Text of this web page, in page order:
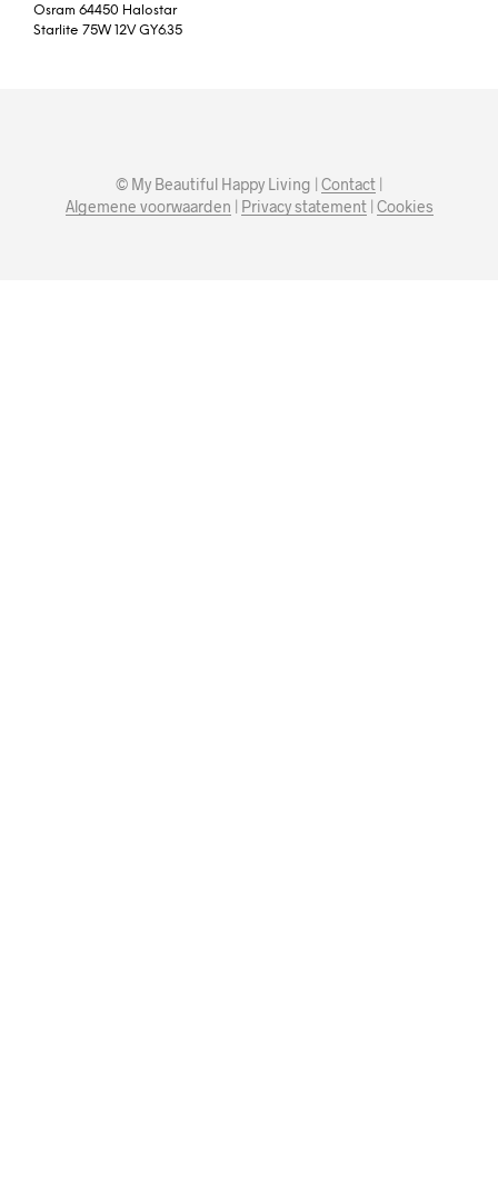
Osram 64450 Halostar
Starlite 75W 12V GY6.35
© My Beautiful Happy Living | Contact |
Algemene voorwaarden | Privacy statement| Cookies